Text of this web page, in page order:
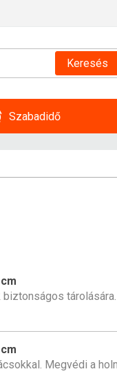
Keresés
Szabadidő
tárolására.
Megvédi a